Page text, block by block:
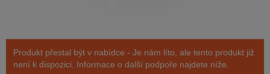
Produkt přestal být v nabídce - Je nám líto, ale tento produkt již
není k dispozici. Informace o další podpoře najdete níže.